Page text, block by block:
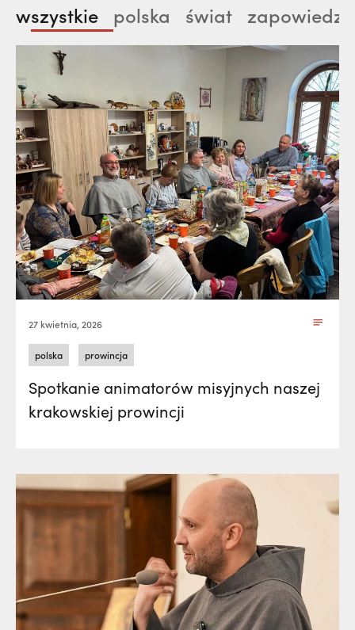
Asyżu jako pieśń, którą nieustannie
wyśpiewuje człowiekowi każdego czasu.
Nie zabraknie też wątków historycznych…
wszystkie polska świat zapowiedzi
27 kwietnia, 2026
polska prowincja
Spotkanie animatorów misyjnych naszej
krakowskiej prowincji